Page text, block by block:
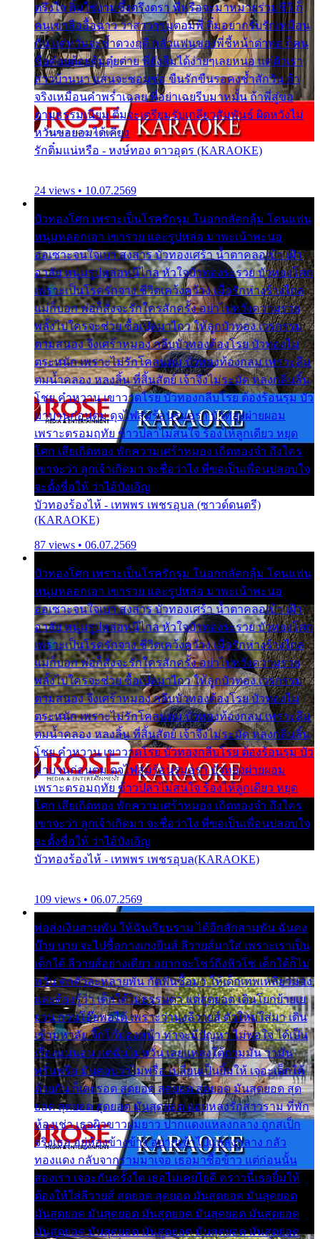
ตรึงใจ ติ๋มใช่งามซึ้งตรึงตรา พี่หรือจะมาหมายร่วมชีวี ก็
คนเขาลืออื้อฉาว ว่าสาวๆรุมตอมพี่ ติ๋มอยากรับรักเหมือน
กัน แต่หวั่นจะช้ำดวงฤดี กลัวแฟนของพี่ชี้หน้าด่าทอ ก็คน
ชื่อต๋อยต้อยตุ้มตุ๋ยต่าย พี่ยังลืมได้ง่ายๆเลยหนอ แค่ตัวเรา
สาวบ้านนา แสนจะซอมซ่อ ขืนรักขืนรอคงช้ำสักวัน ถ้า
จริงเหมือนคำพร่ำเฉลย พี่อย่าเฉยรีบมาหมั้น ถ้าพี่สู่ขอ
ตามธรรมเนียม ติ๋มจะเตรียมรับเกลียวสัมพันธ์ ผิดหวังไม่
หวั่นขอยอมได้เคียง
รักติ๋มแน่หรือ - หงษ์ทอง ดาวอุดร (KARAOKE)
24 views • 10.07.2569
บัวทองโศก เพราะเป็นโรครักรุม ในอกกลัดกลุ้ม โดนแฟน
หนุ่มหลอกเอา เขารวย และรูปหล่อ มาพะเน้าพะนอ
ออเซาะจนใจเบา สงสาร บัวทองเศร้า น้ำตาคลอเบ้า เฝ้า
อาลัย หนุ่มรูปหล่อหนีไกล หัวใจบัวทองระรวย บัวทองโศก
เพราะเป็นโรครักจาง ชีวิตเคว้งคว้าง เมื่อรักห่างร้างไกล
แม่ก็บอก พ่อก็สั่งจะรักใครสักครั้ง อย่าไปหวังความรวย
พลั้งไปใครจะช่วย ซื้อเปลมาไกว ให้ลูกบัวทอง เวรกรรม
ตามสนอง จึงเศร้าหมอง กลีบบัวทองต้องโรย บัวทองไม่
ตระหนัก เพราะไม่รักโคลนตม บัวทองท้องกลม เพราะลืม
ตมน้ำคลอง หลงลิ้น ที่สิ้นสัตย์ เจ้าจึงไม่ระมัด หลงกลิ่นลิ้น
โชย คำหวาน เขาวาดโรย บัวทองกลีบโรย ต้องร้อนรุม บัว
มาบานก่อนตูม ดุจไฟสุมร้อนรุมอุรา บัวทองผ่ายผอม
เพราะตรอมฤทัย ข้าวปลาไม่สนใจ ร้องไห้ลูกเดียว หยุด
โศก เสียเถิดทอง พักความเศร้าหมอง เถิดทองจ๋า ถึงใคร
เขาจะว่า ลูกเจ้าเกิดมา จะชื่อว่าไง พี่ขอเป็นเพื่อนปลอบใจ
จะตั้งชื่อให้ ว่าไอ้บังเอิญ
บัวทองร้องไห้ - เทพพร เพชรอุบล (ซาวด์ดนตรี)
(KARAOKE)
87 views • 06.07.2569
บัวทองโศก เพราะเป็นโรครักรุม ในอกกลัดกลุ้ม โดนแฟน
หนุ่มหลอกเอา เขารวย และรูปหล่อ มาพะเน้าพะนอ
ออเซาะจนใจเบา สงสาร บัวทองเศร้า น้ำตาคลอเบ้า เฝ้า
อาลัย หนุ่มรูปหล่อหนีไกล หัวใจบัวทองระรวย บัวทองโศก
เพราะเป็นโรครักจาง ชีวิตเคว้งคว้าง เมื่อรักห่างร้างไกล
แม่ก็บอก พ่อก็สั่งจะรักใครสักครั้ง อย่าไปหวังความรวย
พลั้งไปใครจะช่วย ซื้อเปลมาไกว ให้ลูกบัวทอง เวรกรรม
ตามสนอง จึงเศร้าหมอง กลีบบัวทองต้องโรย บัวทองไม่
ตระหนัก เพราะไม่รักโคลนตม บัวทองท้องกลม เพราะลืม
ตมน้ำคลอง หลงลิ้น ที่สิ้นสัตย์ เจ้าจึงไม่ระมัด หลงกลิ่นลิ้น
โชย คำหวาน เขาวาดโรย บัวทองกลีบโรย ต้องร้อนรุม บัว
มาบานก่อนตูม ดุจไฟสุมร้อนรุมอุรา บัวทองผ่ายผอม
เพราะตรอมฤทัย ข้าวปลาไม่สนใจ ร้องไห้ลูกเดียว หยุด
โศก เสียเถิดทอง พักความเศร้าหมอง เถิดทองจ๋า ถึงใคร
เขาจะว่า ลูกเจ้าเกิดมา จะชื่อว่าไง พี่ขอเป็นเพื่อนปลอบใจ
จะตั้งชื่อให้ ว่าไอ้บังเอิญ
บัวทองร้องไห้ - เทพพร เพชรอุบล(KARAOKE)
109 views • 06.07.2569
พ่อส่งเงินสามพัน ให้ฉันเรียนราม ได้อีกสักสามพัน ฉันคง
บ๊าย บาย จะไปซื้อกางเกงยีนส์ ลีวายส์มาใส่ เพราะเราเป็น
เด็กใต้ ลีวายส์อย่างเดียว อยากจะโชว์ถึงหิวโซ เด็กใต้ก็ไม่
หวั่น ตกตัวละหลายพัน กัดฟันซื้อมา ให้เด็กเทพเหลียวมอง
และต้องรู้ว่า เด็กใต้ไม่ธรรมดา แต่สุดยอด เดินโยกย้ายเย
ยวน กวนโอ๊ยพอได้ เพราะว่านุ่งลีวายส์ ตัวใหม่ใส่มา เดิน
เข้ามหาลัย จิ๊กโก๊มองหน้า ท่าจะมีปัญหา ไม่พอใจ ได้เป็น
เรื่องแน่นอน แต่ฉันไม่หวั่น เลยแหลงใต้ถามมัน ว่ามัน
พรั่นพรือ มันตอบว่าไม่พรื่อ เปลี่ยนเป็นยิ้มให้ เจอะเด็กใต้
ด้วยกัน ก็เลยรอด สุดยอด สุดยอด สุดยอด มันสุดยอด สุด
ยอด สุดยอด สุดยอด มันสุดยอด แอบหลงรักสาวราม ที่พัก
ห้องเช่า เธอผิวขาวผมยาว ปากแดงแหลงกลาง ถูกสเป็ก
จริงเธอ อยู่ห้องข้างข้าง อยากเข้าไปแหลงกลาง กลัว
ทองแดง กลับจากรามมาเจอ เธอมาซื้อข้าว แต่ก่อนนั้น
สองเรา เจอะกันครั้งใด เธอไม่เคยไยดี คราวนี้เธอยิ้มให้
ต้องให้ใส่ลีวายส์ สุดยอด สุดยอด มันสุดยอด มันสุดยอด
มันสุดยอด มันสุดยอด มันสุดยอด มันสุดยอด มันสุดยอด
มันสุดยอด มันสุดยอด มันสุดยอด มันสุดยอด มันสุดยอด